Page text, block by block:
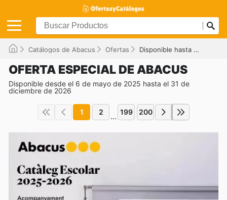
Catálogos de Abacus Ofertas Disponible hasta el 31/12/2026
OFERTA ESPECIAL DE ABACUS
Disponible desde el 6 de mayo de 2025 hasta el 31 de
diciembre de 2026
1 2 ... 199 200